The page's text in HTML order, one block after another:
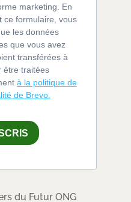
marketing. En
ce formulaire, vous
les données
que vous avez
transférées à
être traitées
à la politique de
de Brevo.
du Futur ONG